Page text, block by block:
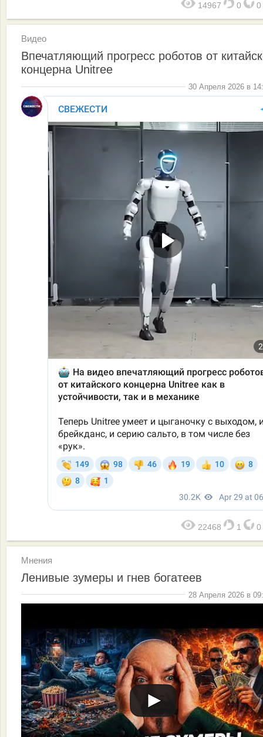
14967 0 0
Видео
Впечатляющий прогресс роботов от
концерна Unitree
30 Апреля 2026 в
22468 1 0
Мнения
Ленивые зумеры и гнев богатеев
28 Апреля 2026 в